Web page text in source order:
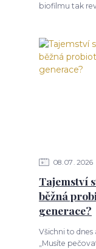
biofilmu tak
08 07 2026
Tajemství
běžná
generace?
Všichni to dnes
„Musíte